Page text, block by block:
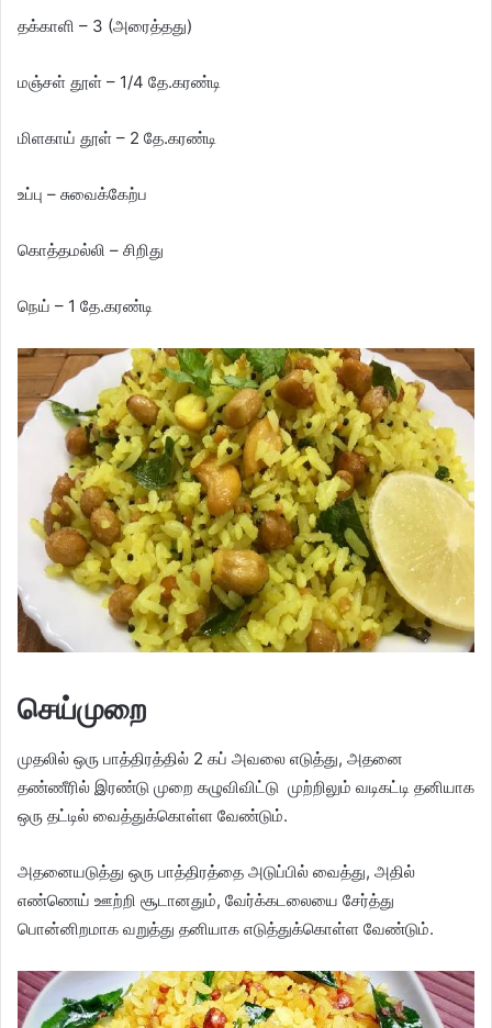
தக்காளி – 3 (அரைத்தது)
மஞ்சள் தூள் – 1/4 தே.கரண்டி
மிளகாய் தூள் – 2 தே.கரண்டி
உப்பு – சுவைக்கேற்ப
கொத்தமல்லி – சிறிது
நெய் – 1 தே.கரண்டி
செய்முறை
முதலில் ஒரு பாத்திரத்தில் 2 கப் அவலை எடுத்து, அதனை
தண்ணீரில் இரண்டு முறை கழுவிவிட்டு முற்றிலும் வடிகட்டி தனியாக
ஒரு தட்டில் வைத்துக்கொள்ள வேண்டும்.
அதனையடுத்து ஒரு பாத்திரத்தை அடுப்பில் வைத்து, அதில்
எண்ணெய் ஊற்றி சூடானதும், வேர்க்கடலையை சேர்த்து
பொன்னிறமாக வறுத்து தனியாக எடுத்துக்கொள்ள வேண்டும்.